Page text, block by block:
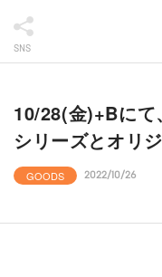
SNS
10/28(金)+Bにて
シリーズとオリ
GOODS 2022/10/26